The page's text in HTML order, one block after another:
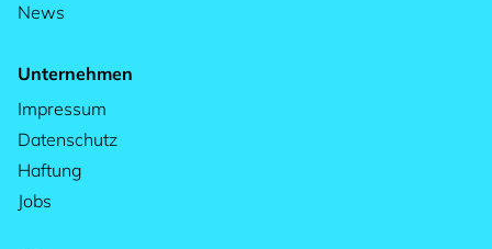
News
Unternehmen
Impressum
Datenschutz
Haftung
Jobs